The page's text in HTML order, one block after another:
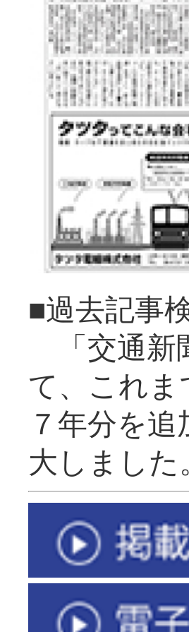
■過去記事
「交通新
て、これ
７年分を
大し